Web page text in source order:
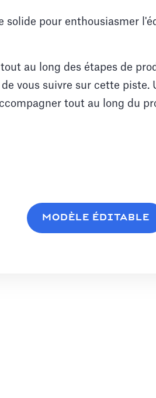
solide pour enthousiasmer
au long des étapes de
vous suivre sur cette
tout au long du
MODÈLE ÉDITABLE